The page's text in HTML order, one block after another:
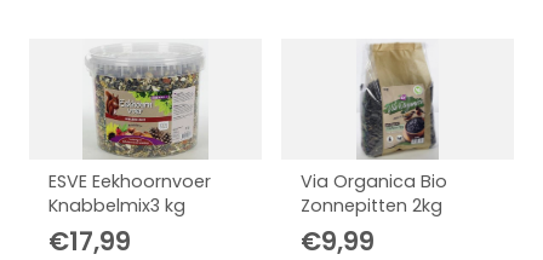
ESVE Eekhoornvoer
Knabbelmix3 kg
€17,99
Via Organica Bio
Zonnepitten 2kg
€9,99